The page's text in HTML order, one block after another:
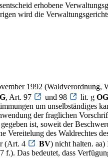
erhobene
wird die
1992 (Waldverordnung,
, Art. 97 und 98 lit. g OG
um unselbständiges
der fraglichen
ist, soweit der
des Waldrechtes
(Art. 4
BV) nicht halten.
Das bedeutet, dass